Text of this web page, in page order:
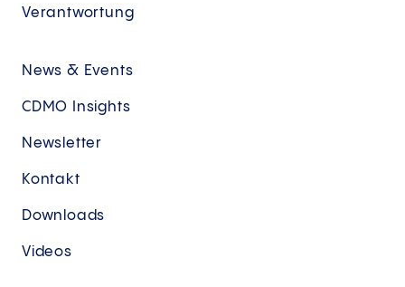
Verantwortung
News & Events
CDMO Insights
Newsletter
Kontakt
Downloads
Videos